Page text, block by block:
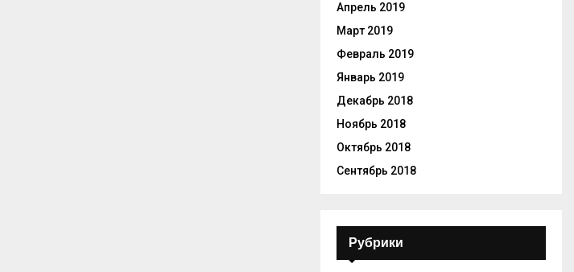
Апрель 2019
Март 2019
Февраль 2019
Январь 2019
Декабрь 2018
Ноябрь 2018
Октябрь 2018
Сентябрь 2018
Рубрики